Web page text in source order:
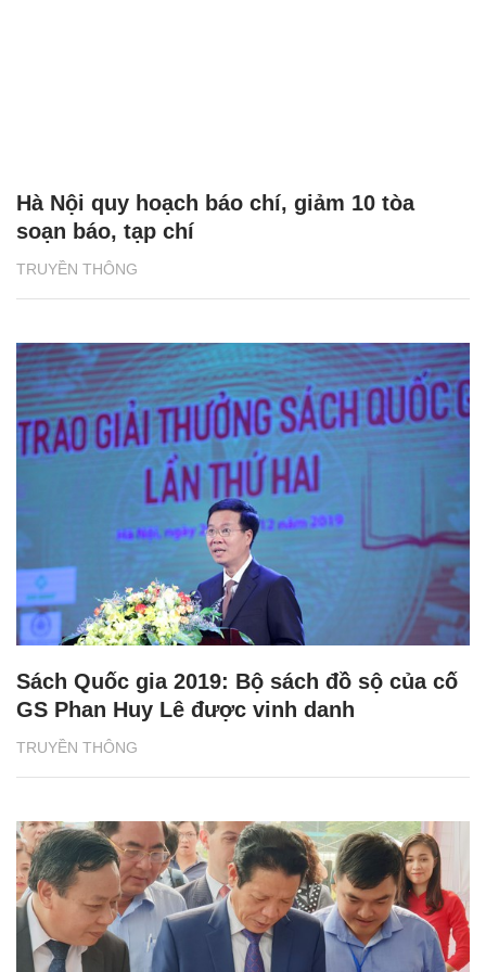
TRUYỀN THÔNG
Hà Nội quy hoạch báo chí, giảm 10 tòa
soạn báo, tạp chí
TRUYỀN THÔNG
Sách Quốc gia 2019: Bộ sách đồ sộ của cố
GS Phan Huy Lê được vinh danh